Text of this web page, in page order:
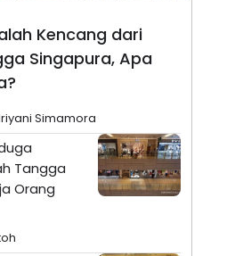
Kencang dari
Singapura, Apa
Simamora
Tangga
Orang